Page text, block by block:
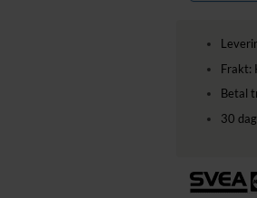
Frakt:
Betal
30